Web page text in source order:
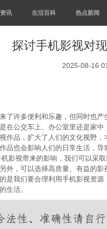
讯 生活百科 热点新闻
探讨手机影视对
2025-08-16
许多便利和乐趣，但同时也
在公交车上、办公室里还是家
作品，扩大了人们的文化视野
也会影响人们的日常生活，
影视带来的影响，我们可以采
外，可以选择高质量、有益的
是我们要合理利用手机影视资
生活。